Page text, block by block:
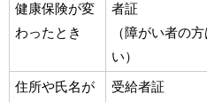
健康保険が変
わったとき
者証
（障がい者の
い）
住所や氏名が
受給者証